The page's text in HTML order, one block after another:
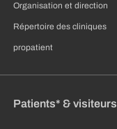
Organisation et direction
Répertoire des cliniques
propatient
Patients* & visiteurs